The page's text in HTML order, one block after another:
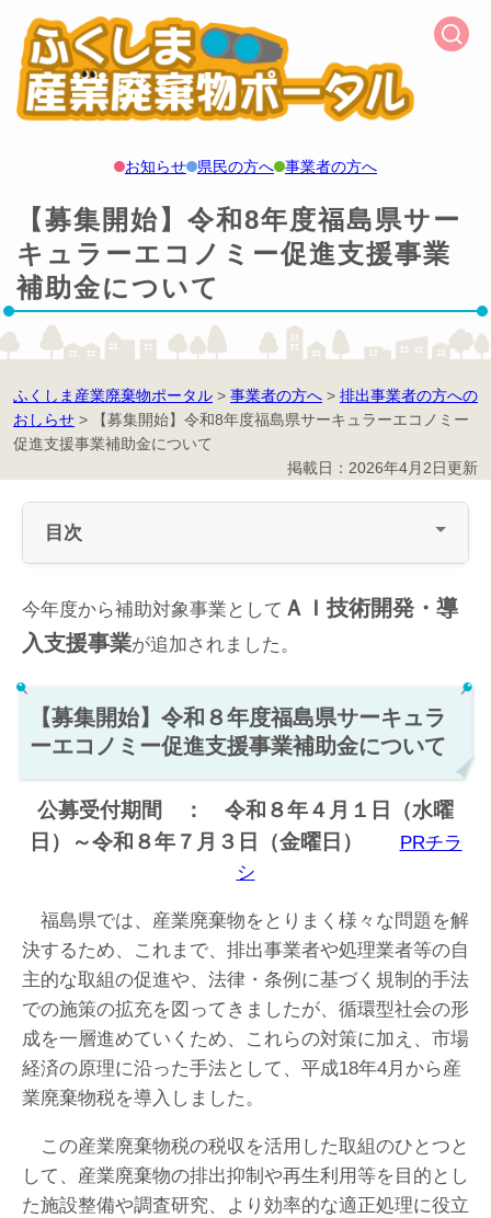
お知らせ 県民の方へ 事業者の方へ
【募集開始】令和8年度福島県サー
キュラーエコノミー促進支援事業
補助金について
ふくしま産業廃棄物ポータル > 事業者の方へ > 排出事業者の方への
おしらせ >
【募集開始】令和8年度福島県サーキュラーエコノミー
促進支援事業補助金について
掲載日：2026年4月2日更新
目次
今年度から補助対象事業として ＡＩ技術開発・導
入支援事業が追加されました。
【募集開始】令和８年度福島県サーキュラ
ーエコノミー促進支援事業補助金について
公募受付期間 ： 令和８年４月１日（水曜
日）～令和８年７月３日（金曜日）
PRチラ
シ
福島県では、産業廃棄物をとりまく様々な問題を解
決するため、これまで、排出事業者や処理業者等の自
主的な取組の促進や、法律・条例に基づく規制的手法
での施策の拡充を図ってきましたが、循環型社会の形
成を一層進めていくため、これらの対策に加え、市場
経済の原理に沿った手法として、平成18年4月から産
業廃棄物税を導入しました。
この産業廃棄物税の税収を活用した取組のひとつと
して、産業廃棄物の排出抑制や再生利用等を目的とし
た施設整備や調査研究、より効率的な適正処理に役立